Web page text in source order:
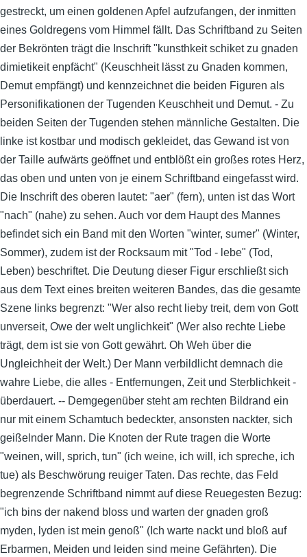
gestreckt, um einen goldenen Apfel aufzufangen, der inmitten
eines Goldregens vom Himmel fällt. Das Schriftband zu Seiten
der Bekrönten trägt die Inschrift "kunsthkeit schiket zu gnaden
dimietikeit enpfächt" (Keuschheit lässt zu Gnaden kommen,
Demut empfängt) und kennzeichnet die beiden Figuren als
Personifikationen der Tugenden Keuschheit und Demut. - Zu
beiden Seiten der Tugenden stehen männliche Gestalten. Die
linke ist kostbar und modisch gekleidet, das Gewand ist von
der Taille aufwärts geöffnet und entblößt ein großes rotes Herz,
das oben und unten von je einem Schriftband eingefasst wird.
Die Inschrift des oberen lautet: "aer" (fern), unten ist das Wort
"nach" (nahe) zu sehen. Auch vor dem Haupt des Mannes
befindet sich ein Band mit den Worten "winter, sumer" (Winter,
Sommer), zudem ist der Rocksaum mit "Tod - lebe" (Tod,
Leben) beschriftet. Die Deutung dieser Figur erschließt sich
aus dem Text eines breiten weiteren Bandes, das die gesamte
Szene links begrenzt: "Wer also recht lieby treit, dem von Gott
unverseit, Owe der welt unglichkeit" (Wer also rechte Liebe
trägt, dem ist sie von Gott gewährt. Oh Weh über die
Ungleichheit der Welt.) Der Mann verbildlicht demnach die
wahre Liebe, die alles - Entfernungen, Zeit und Sterblichkeit -
überdauert. -- Demgegenüber steht am rechten Bildrand ein
nur mit einem Schamtuch bedeckter, ansonsten nackter, sich
geißelnder Mann. Die Knoten der Rute tragen die Worte
"weinen, will, sprich, tun" (ich weine, ich will, ich spreche, ich
tue) als Beschwörung reuiger Taten. Das rechte, das Feld
begrenzende Schriftband nimmt auf diese Reuegesten Bezug:
"ich bins der nakend bloss und warten der gnaden groß
myden, lyden ist mein genoß" (Ich warte nackt und bloß auf
Erbarmen, Meiden und leiden sind meine Gefährten). Die